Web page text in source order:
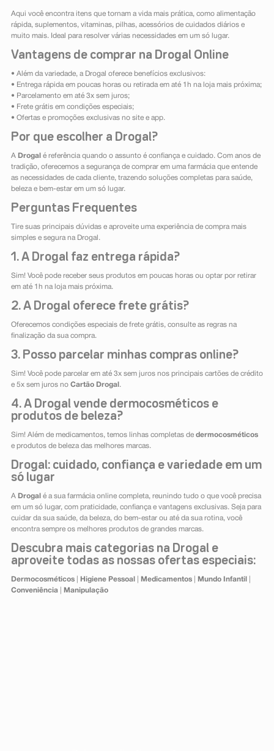
Aqui você encontra itens que tornam a vida mais prática, como alimentação
rápida, suplementos, vitaminas, pilhas, acessórios de cuidados diários e
muito mais. Ideal para resolver várias necessidades em um só lugar.
Vantagens de comprar na Drogal Online
• Além da variedade, a Drogal oferece benefícios exclusivos:
• Entrega rápida em poucas horas ou retirada em até 1h na loja mais próxima;
• Parcelamento em até 3x sem juros;
• Frete grátis em condições especiais;
• Ofertas e promoções exclusivas no site e app.
Por que escolher a Drogal?
A Drogal é referência quando o assunto é confiança e cuidado. Com anos de
tradição, oferecemos a segurança de comprar em uma farmácia que entende
as necessidades de cada cliente, trazendo soluções completas para saúde,
beleza e bem-estar em um só lugar.
Perguntas Frequentes
Tire suas principais dúvidas e aproveite uma experiência de compra mais
simples e segura na Drogal.
1. A Drogal faz entrega rápida?
Sim! Você pode receber seus produtos em poucas horas ou optar por retirar
em até 1h na loja mais próxima.
2. A Drogal oferece frete grátis?
Oferecemos condições especiais de frete grátis, consulte as regras na
finalização da sua compra.
3. Posso parcelar minhas compras online?
Sim! Você pode parcelar em até 3x sem juros nos principais cartões de crédito
e 5x sem juros no Cartão Drogal .
4. A Drogal vende dermocosméticos e
produtos de beleza?
Sim! Além de medicamentos, temos linhas completas de dermocosméticos
e produtos de beleza das melhores marcas.
Drogal: cuidado, confiança e variedade em um
só lugar
A Drogal é a sua farmácia online completa, reunindo tudo o que você precisa
em um só lugar, com praticidade, confiança e vantagens exclusivas. Seja para
cuidar da sua saúde, da beleza, do bem-estar ou até da sua rotina, você
encontra sempre os melhores produtos de grandes marcas.
Descubra mais categorias na Drogal e
aproveite todas as nossas ofertas especiais:
Dermocosméticos| Higiene Pessoal Medicamentos| Mundo Infantil
Conveniência| Manipulação